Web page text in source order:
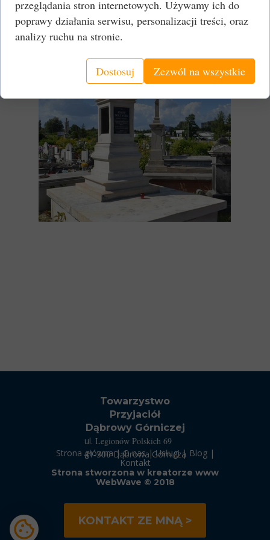
- Grób Bronisławy Faszczewskiej
- Grób Jana Lichockiego obywatela Dąbrowy
Górniczej
KONTAKT ZE MNĄ >
Towarzystwo
Przyjaciół
Dąbrowy Górniczej
ul. Legionów Polskich 69
41-300 Dąbrowa Górnicza
Strona główna | O nas | Usługi | Blog |
Kontakt
Strona stworzona w kreatorze www
WebWave © 2018
przeglądania stron internetowych. Używamy ich do
poprawy działania serwisu, personalizacji treści, oraz
analizy ruchu na stronie.
Dostosuj Zezwól na wszystkie